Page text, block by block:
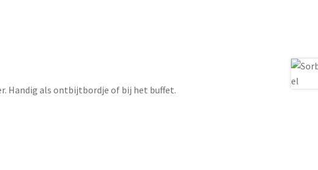
Handig als ontbijtbordje of bij het buffet.